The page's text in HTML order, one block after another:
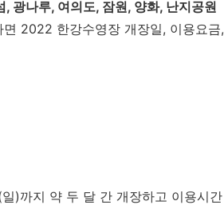
, 광나루, 여의도, 잠원, 양화, 난지공원
2022 한강수영장 개장일, 이용요금,
)까지 약 두 달 간 개장하고 이용시간